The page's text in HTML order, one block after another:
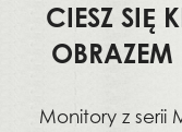
CIESZ SIĘ
OBRAZEM
Monitory z serii